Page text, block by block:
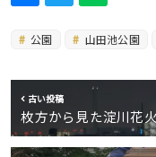
公園 山田池公園
古い投稿
枚方から見た淀川花